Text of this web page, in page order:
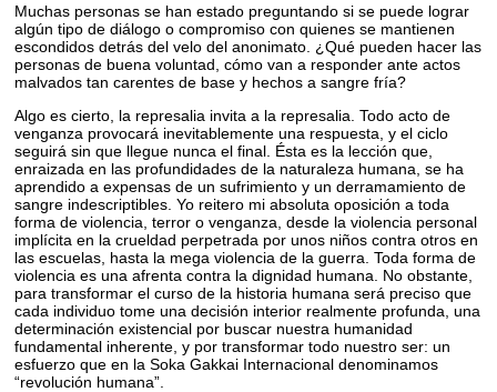
Muchas personas se han estado preguntando si se puede lograr
algún tipo de diálogo o compromiso con quienes se mantienen
escondidos detrás del velo del anonimato. ¿Qué pueden hacer las
personas de buena voluntad, cómo van a responder ante actos
malvados tan carentes de base y hechos a sangre fría?
Algo es cierto, la represalia invita a la represalia. Todo acto de
venganza provocará inevitablemente una respuesta, y el ciclo
seguirá sin que llegue nunca el final. Ésta es la lección que,
enraizada en las profundidades de la naturaleza humana, se ha
aprendido a expensas de un sufrimiento y un derramamiento de
sangre indescriptibles. Yo reitero mi absoluta oposición a toda
forma de violencia, terror o venganza, desde la violencia personal
implícita en la crueldad perpetrada por unos niños contra otros en
las escuelas, hasta la mega violencia de la guerra. Toda forma de
violencia es una afrenta contra la dignidad humana. No obstante,
para transformar el curso de la historia humana será preciso que
cada individuo tome una decisión interior realmente profunda, una
determinación existencial por buscar nuestra humanidad
fundamental inherente, y por transformar todo nuestro ser: un
esfuerzo que en la Soka Gakkai Internacional denominamos
“revolución humana”.